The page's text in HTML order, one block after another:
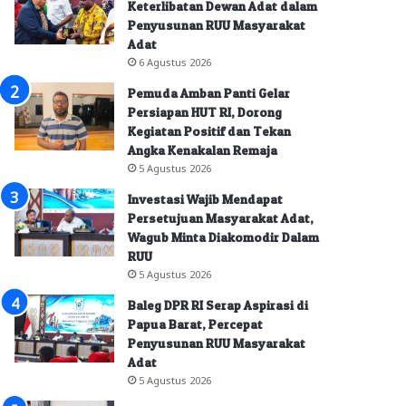
Keterlibatan Dewan Adat dalam
Penyusunan RUU Masyarakat
Adat
6 Agustus 2026
Pemuda Amban Panti Gelar
Persiapan HUT RI, Dorong
Kegiatan Positif dan Tekan
Angka Kenakalan Remaja
5 Agustus 2026
Investasi Wajib Mendapat
Persetujuan Masyarakat Adat,
Wagub Minta Diakomodir Dalam
RUU
5 Agustus 2026
Baleg DPR RI Serap Aspirasi di
Papua Barat, Percepat
Penyusunan RUU Masyarakat
Adat
5 Agustus 2026